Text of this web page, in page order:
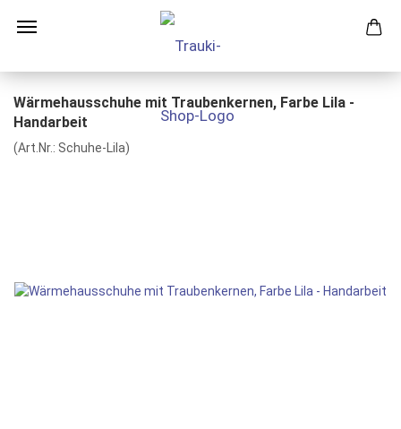
Wärmehausschuhe mit Traubenkernen, Farbe Lila -
Handarbeit
(Art.Nr.: Schuhe-Lila)